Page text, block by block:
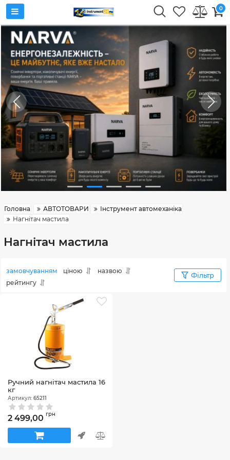
0
Головна АВТОТОВАРИ
Інструмент автомеханіка
Нагнітач мастила
Нагнітач мастила
замовчуванням ціною
назвою
рейтингу
Фільтр
Ручний нагнітач мастила 16
кг
Артикул: 65211
2 499,00 грн